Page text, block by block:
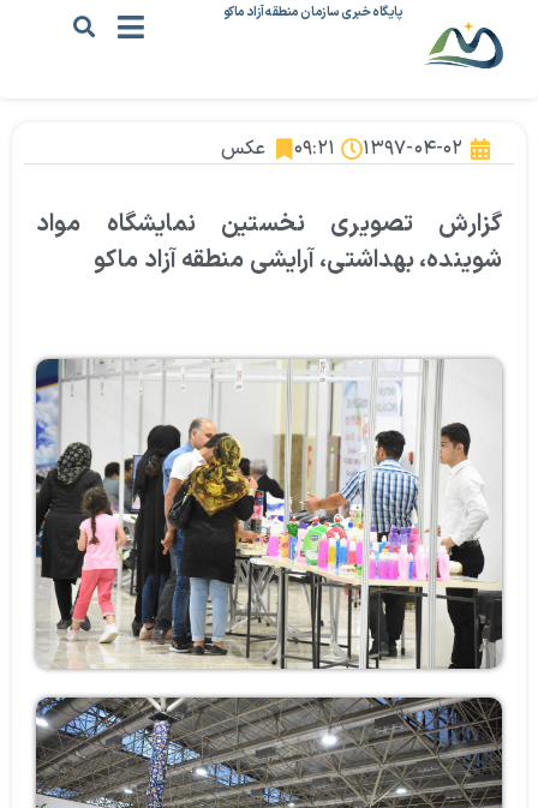
پایگاه خبری سازمان منطقه آزاد ماکو
۱۳۹۷-۰۴-۰۲ ۰۹:۲۱ عکس
گزارش تصویری نخستین نمایشگاه مواد
شوینده، بهداشتی، آرایشی منطقه آزاد ماکو